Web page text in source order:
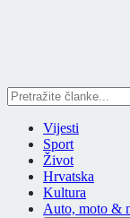
Vijesti
Sport
Život
Hrvatska
Kultura
Auto, moto &